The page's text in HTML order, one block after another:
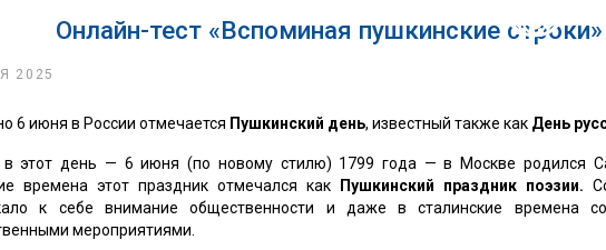
Онлайн-тест «Вспоминая пушкинские строки»
2025
6 июня в России отмечается Пушкинский день, известный также как День
в этот день — 6 июня (по новому стилю) 1799 года — в Москве родился
времена этот праздник отмечался как
Пушкинский праздник поэзии.
к себе внимание общественности и даже в сталинские времена
мероприятиями.